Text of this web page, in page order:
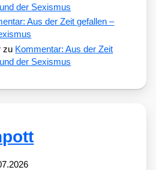
der Sexismus
Aus der Zeit gefallen –
zu Kommentar: Aus der Zeit
der Sexismus